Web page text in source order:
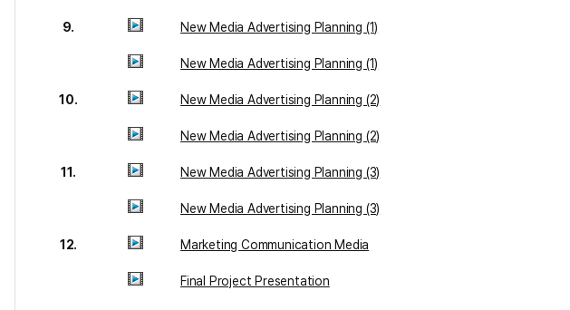
9. New Media Advertising Planning (1)
New Media Advertising Planning (1)
10. New Media Advertising Planning (2)
New Media Advertising Planning (2)
11. New Media Advertising Planning (3)
New Media Advertising Planning (3)
12. Marketing Communication Media
Final Project Presentation